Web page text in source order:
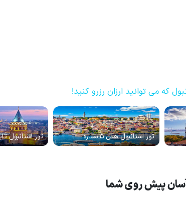
که می توانید ارزان رزرو کنید!
تور استانبول هتل 5 ستاره تور استانبول
آسان پیش روی شما